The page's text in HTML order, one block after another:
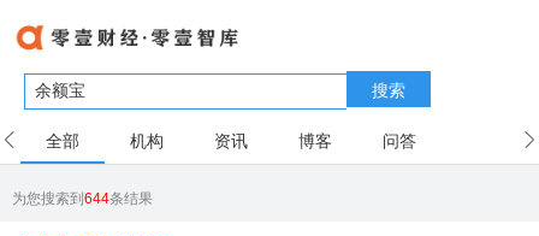
搜索
全部 机构 资讯 博客 问答
为您搜索到644条结果